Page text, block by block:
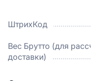
ШтрихКод
Вес Брутто (для
доставки)